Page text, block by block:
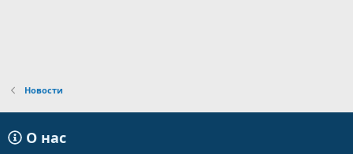
Новости
О нас